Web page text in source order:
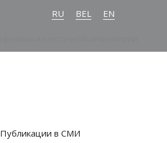
RU BEL EN
Публикации в СМИ